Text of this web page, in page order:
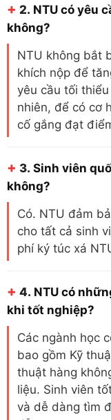
+ 2. NTU có yêu
không?
NTU không bắt
khích nộp để
yêu cầu tối
nhiên, để có cơ
cố gắng đạt
+ 3. Sinh viên
không?
Có. NTU đảm
cho tất cả sinh
phí ký túc xá
+ 4. NTU có
khi tốt nghiệp?
Các ngành học
bao gồm Kỹ
thuật hàng
liệu. Sinh viên
và dễ dàng tìm